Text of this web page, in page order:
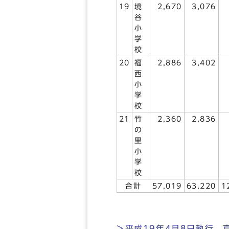
19
境
谷
小
学
校
2,670 3,076
20
福
西
小
学
校
2,886 3,402
21
竹
の
里
小
学
校
2,360 2,836
合計 57,019 63,220